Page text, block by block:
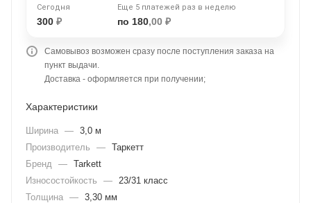
Сегодня
300 ₽
Еще 5 платежей раз в неделю
по 180,00 ₽
Самовывоз возможен сразу после поступления заказа на
пункт выдачи.
Доставка - оформляется при получении;
Характеристики
Ширина — 3,0 м
Производитель
— Таркетт
Бренд — Tarkett
Износостойкость
— 23/31 класс
Толщина — 3,30 мм